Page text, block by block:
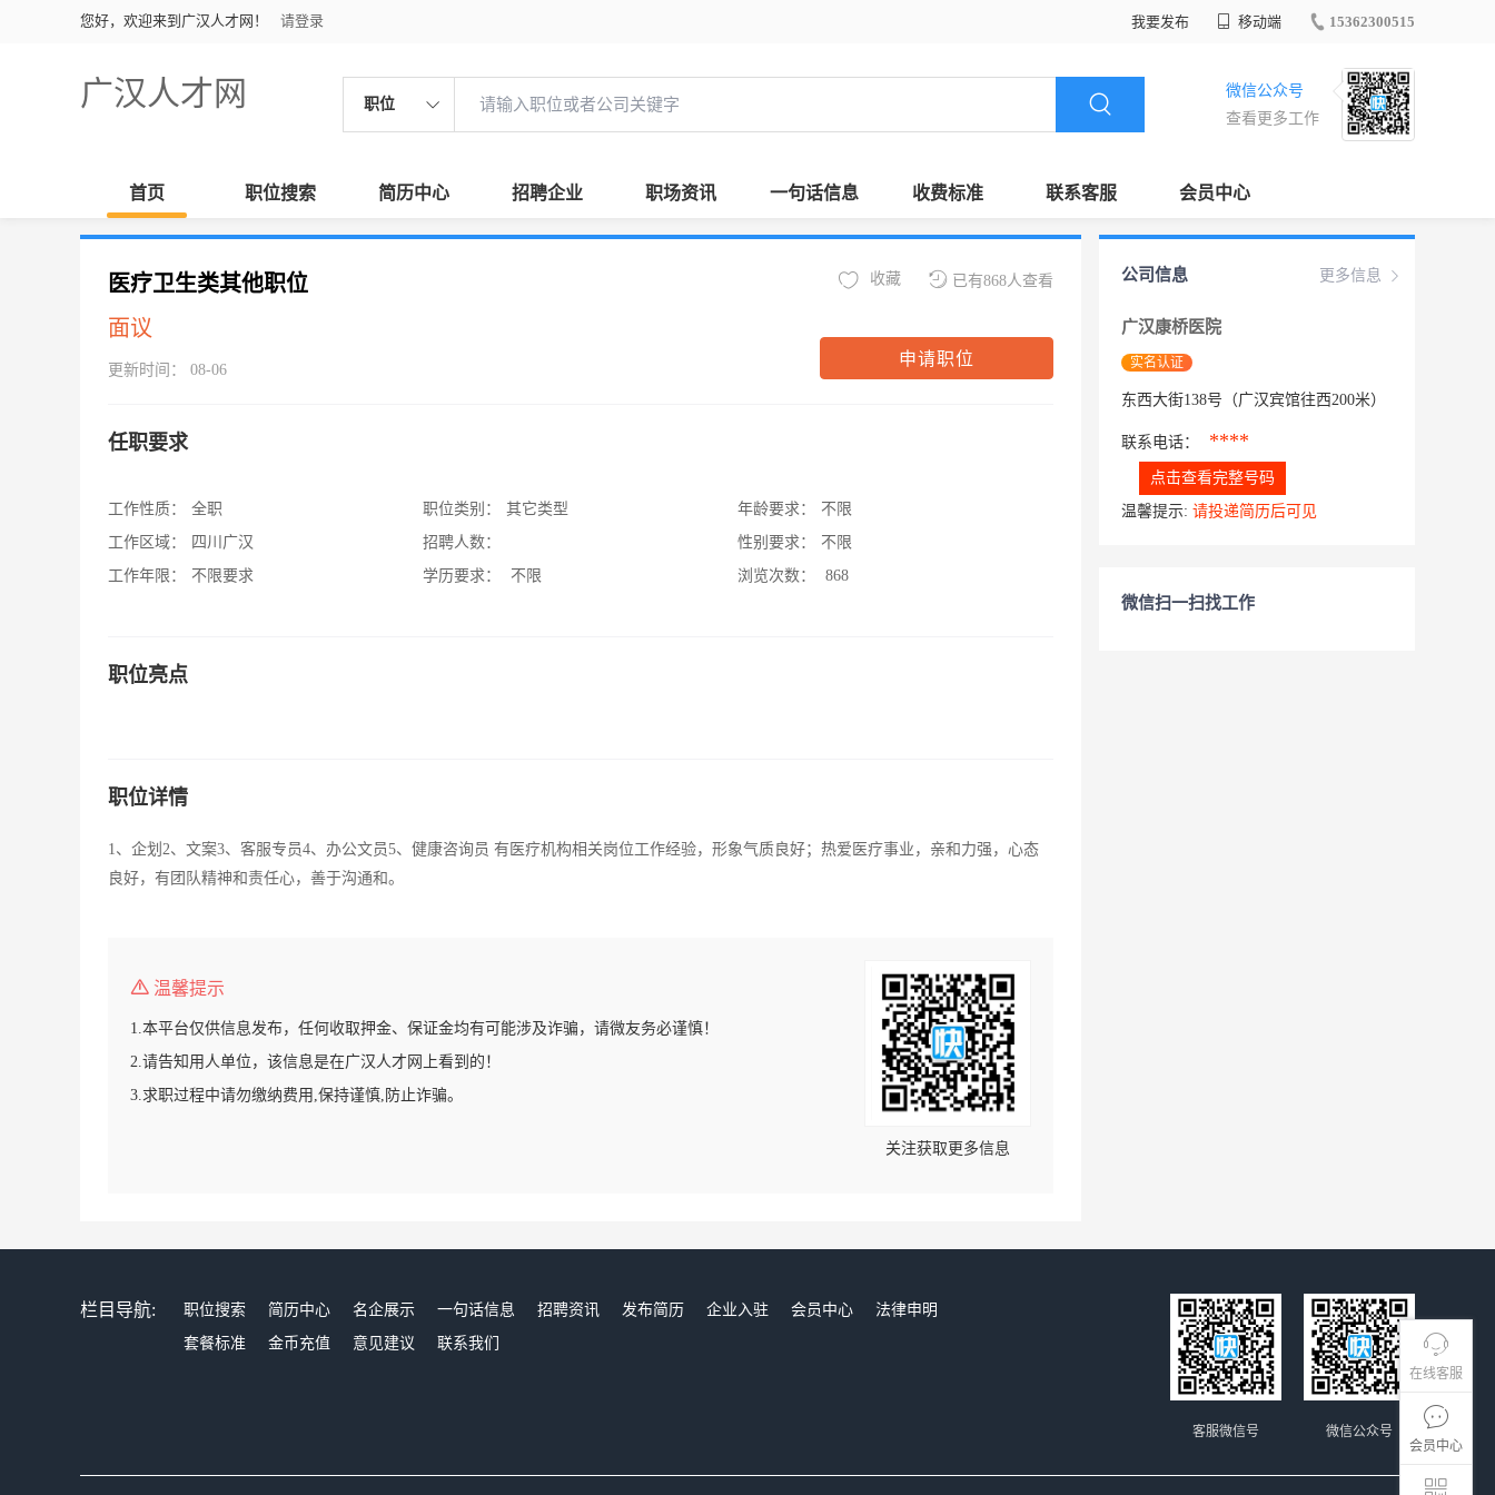
您好，欢迎来到广汉人才网！ 请登录 我要发布 移动端 15362300515
广汉人才网 职位
微信公众号
查看更多工作
首页 职位搜索 简历中心 招聘企业 职场资讯 一句话信息 收费标准 联系客服 会员中心
在线客服
会员中心
医疗卫生类其他职位
面议
更新时间： 08-06
已有868人查看
收藏
申请职位
任职要求
工作性质：
全职
工作区域：
四川广汉
工作年限：
不限要求
职位类别：
其它类型
招聘人数：
学历要求：
不限
年龄要求：
不限
性别要求：
不限
浏览次数：
868
职位亮点
职位详情
1、企划2、文案3、客服专员4、办公文员5、健康咨询员 有医疗机构相关岗位工作经验，形象气质良好；热爱医疗事业，亲和力强，心态
良好，有团队精神和责任心，善于沟通和。
温馨提示
1.本平台仅供信息发布，任何收取押金、保证金均有可能涉及诈骗，请微友务必谨慎！
2.请告知用人单位，该信息是在广汉人才网上看到的！
3.求职过程中请勿缴纳费用,保持谨慎,防止诈骗。
关注获取更多信息
更多信息
公司信息
广汉康桥医院
实名认证
东西大街138号（广汉宾馆往西200米）
联系电话： ****
点击查看完整号码
温馨提示: 请投递简历后可见
微信扫一扫找工作
栏目导航: 职位搜索 简历中心 名企展示 一句话信息 招聘资讯 发布简历 企业入驻 会员中心
法律申明
套餐标准
金币充值 意见建议 联系我们
微信公众号
客服微信号